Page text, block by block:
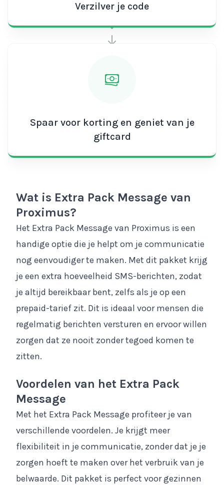
Verzilver je code
Spaar voor korting en geniet van je
giftcard
Wat is Extra Pack Message van
Proximus?
Het Extra Pack Message van Proximus is een
handige optie die je helpt om je communicatie
nog eenvoudiger te maken. Met dit pakket krijg
je een extra hoeveelheid SMS-berichten, zodat
je altijd bereikbaar bent, zelfs als je op een
prepaid-tarief zit. Dit is ideaal voor mensen die
regelmatig berichten versturen en ervoor willen
zorgen dat ze nooit zonder tegoed komen te
zitten.
Voordelen van het Extra Pack
Message
Met het Extra Pack Message profiteer je van
verschillende voordelen. Je krijgt meer
flexibiliteit in je communicatie, zonder dat je je
zorgen hoeft te maken over het verbruik van je
belwaarde. Dit pakket is perfect voor gezinnen